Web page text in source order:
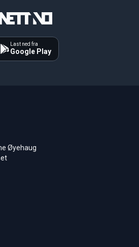
Last ned fra
Google Play
Øyehaug